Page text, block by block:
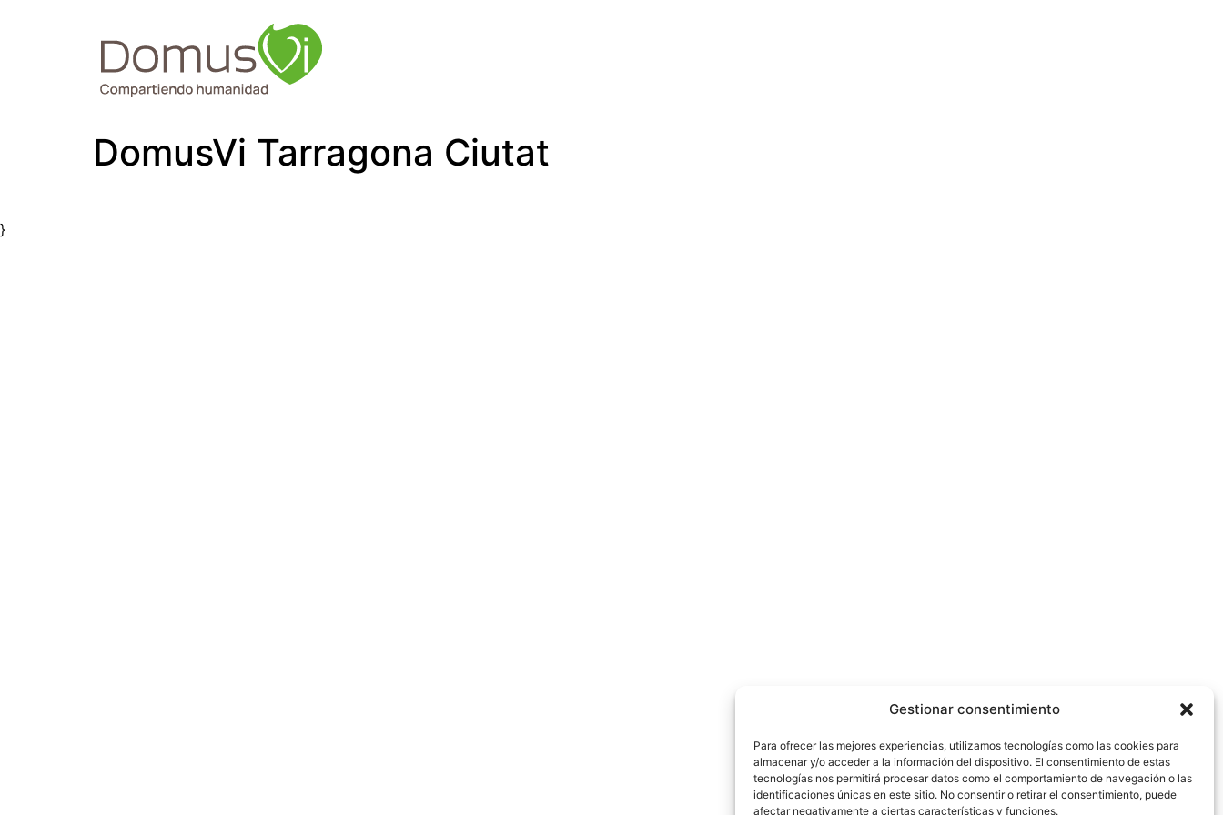
Gestionar consentimiento
Para ofrecer las mejores experiencias, utilizamos tecnologías como las cookies para
almacenar y/o acceder a la información del dispositivo. El consentimiento de estas
tecnologías nos permitirá procesar datos como el comportamiento de navegación o las
identificaciones únicas en este sitio. No consentir o retirar el consentimiento, puede
afectar negativamente a ciertas características y funciones.
DomusVi Tarragona Ciutat
}